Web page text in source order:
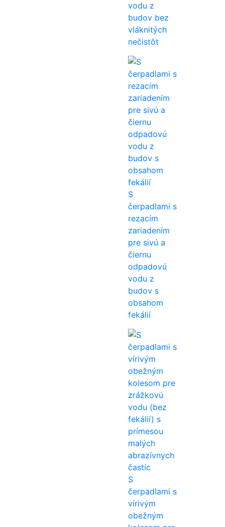
vodu z
budov bez
vláknitých
nečistôt
S
čerpadlami s
rezacím
zariadením
pre sivú a
čiernu
odpadovú
vodu z
budov s
obsahom
fekálií
S
čerpadlami s
vírivým
obežným